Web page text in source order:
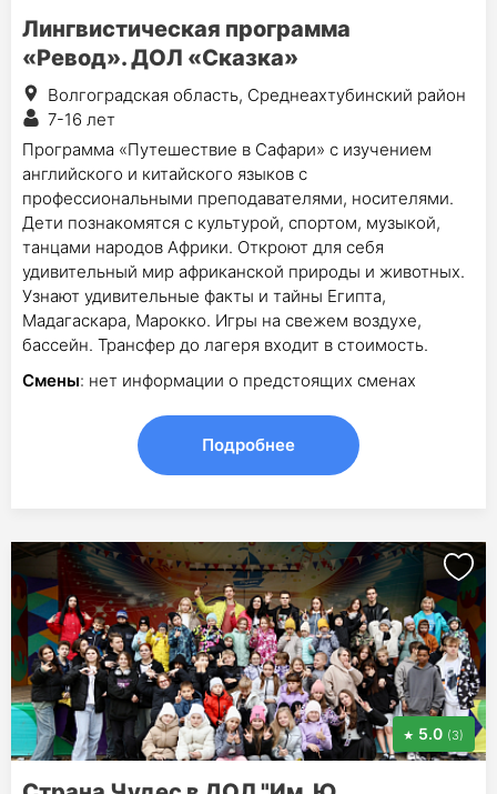
Лингвистическая программа
«Ревод». ДОЛ «Сказка»
Волгоградская область, Среднеахтубинский район
7-16 лет
Программа «Путешествие в Сафари» с изучением
английского и китайского языков с
профессиональными преподавателями, носителями.
Дети познакомятся с культурой, спортом, музыкой,
танцами народов Африки. Откроют для себя
удивительный мир африканской природы и животных.
Узнают удивительные факты и тайны Египта,
Мадагаскара, Марокко. Игры на свежем воздухе,
бассейн. Трансфер до лагеря входит в стоимость.
Смены: нет информации о предстоящих сменах
Подробнее
5.0 (3)